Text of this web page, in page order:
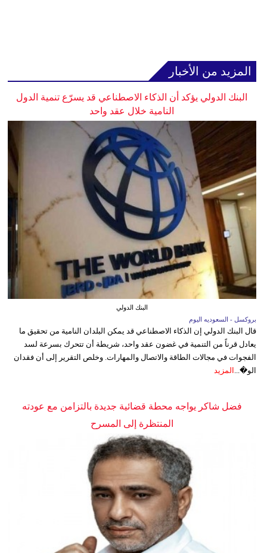
المزيد من الأخبار
البنك الدولي يؤكد أن الذكاء الاصطناعي قد يسرّع تنمية الدول
النامية خلال عقد واحد
البنك الدولي
بروكسل - السعوديه اليوم
قال البنك الدولي إن الذكاء الاصطناعي قد يمكن البلدان النامية من تحقيق ما
يعادل قرناً من التنمية في غضون عقد واحد، شريطة أن تتحرك بسرعة لسد
الفجوات في مجالات الطاقة والاتصال والمهارات. وخلص التقرير إلى أن فقدان
الو�... المزيد
فضل شاكر يواجه محطة قضائية جديدة بالتزامن مع عودته
المنتظرة إلى المسرح